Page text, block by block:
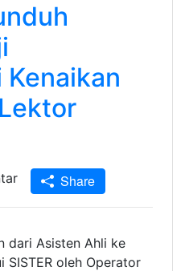
Share
dari Asisten Ahli ke
SISTER oleh Operator